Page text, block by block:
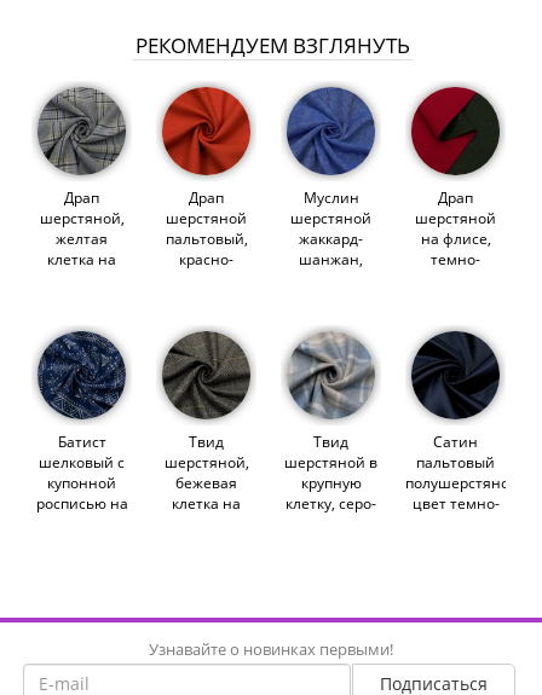
РЕКОМЕНДУЕМ ВЗГЛЯНУТЬ
Драп
шерстяной,
желтая
клетка на
Драп
шерстяной
пальтовый,
красно-
Муслин
шерстяной
жаккард-
шанжан,
Драп
шерстяной
на флисе,
темно-
Батист
шелковый с
купонной
росписью на
Твид
шерстяной,
бежевая
клетка на
Твид
шерстяной в
крупную
клетку, серо-
Сатин
пальтовый
полушерстяной,
цвет темно-
Узнавайте о новинках первыми!